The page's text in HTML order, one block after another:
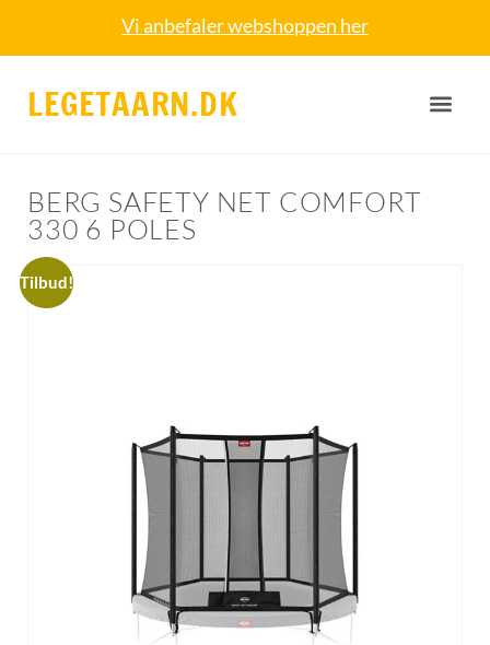
Vi anbefaler webshoppen her
LEGETAARN.DK
BERG SAFETY NET COMFORT
330 6 POLES
Tilbud!